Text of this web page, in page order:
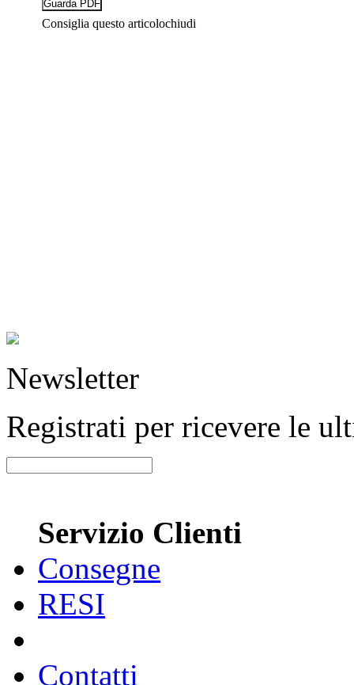
Consiglia questo articolochiudi
Newsletter
Registrati per ricevere le
Servizio Clienti
Consegne
RESI
Contatti